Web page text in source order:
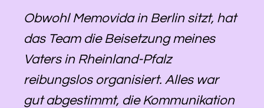
Obwohl Memovida in Berlin sitzt, hat
das Team die Beisetzung meines
Vaters in Rheinland-Pfalz
reibungslos organisiert. Alles war
gut abgestimmt, die Kommunikation